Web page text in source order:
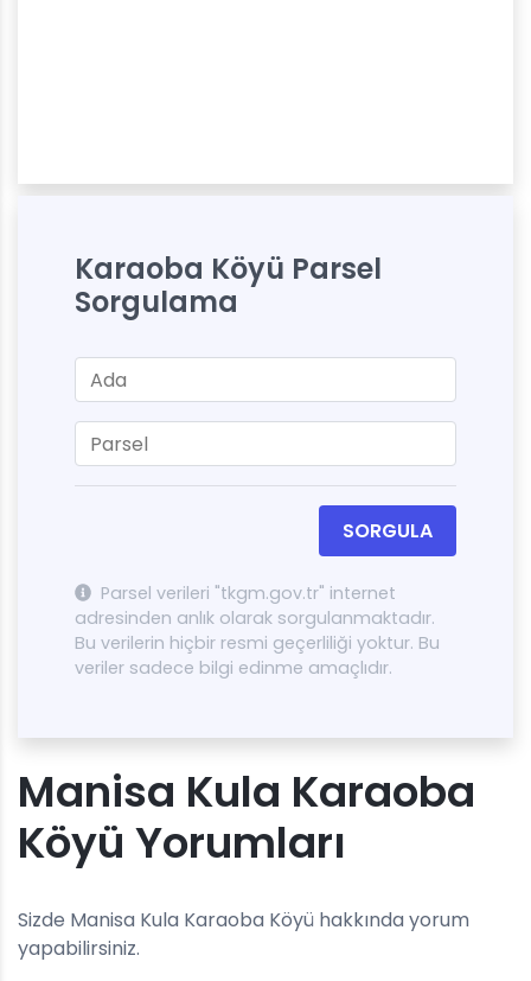
Karaoba Köyü Parsel
Sorgulama
SORGULA
Parsel verileri "tkgm.gov.tr" internet
adresinden anlık olarak sorgulanmaktadır.
Bu verilerin hiçbir resmi geçerliliği yoktur. Bu
veriler sadece bilgi edinme amaçlıdır.
Manisa Kula Karaoba
Köyü Yorumları
Sizde Manisa Kula Karaoba Köyü hakkında yorum
yapabilirsiniz.